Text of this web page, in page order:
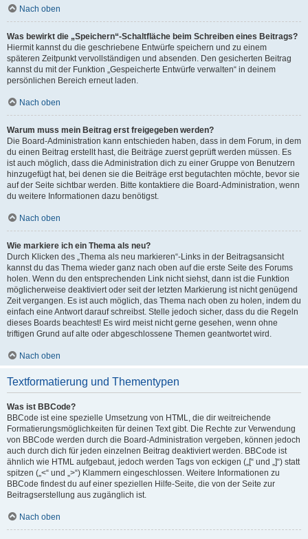
Nach oben
Was bewirkt die „Speichern“-Schaltfläche beim Schreiben eines Beitrags?
Hiermit kannst du die geschriebene Entwürfe speichern und zu einem
späteren Zeitpunkt vervollständigen und absenden. Den gesicherten Beitrag
kannst du mit der Funktion „Gespeicherte Entwürfe verwalten“ in deinem
persönlichen Bereich erneut laden.
Nach oben
Warum muss mein Beitrag erst freigegeben werden?
Die Board-Administration kann entschieden haben, dass in dem Forum, in dem
du einen Beitrag erstellt hast, die Beiträge zuerst geprüft werden müssen. Es
ist auch möglich, dass die Administration dich zu einer Gruppe von Benutzern
hinzugefügt hat, bei denen sie die Beiträge erst begutachten möchte, bevor sie
auf der Seite sichtbar werden. Bitte kontaktiere die Board-Administration, wenn
du weitere Informationen dazu benötigst.
Nach oben
Wie markiere ich ein Thema als neu?
Durch Klicken des „Thema als neu markieren“-Links in der Beitragsansicht
kannst du das Thema wieder ganz nach oben auf die erste Seite des Forums
holen. Wenn du den entsprechenden Link nicht siehst, dann ist die Funktion
möglicherweise deaktiviert oder seit der letzten Markierung ist nicht genügend
Zeit vergangen. Es ist auch möglich, das Thema nach oben zu holen, indem du
einfach eine Antwort darauf schreibst. Stelle jedoch sicher, dass du die Regeln
dieses Boards beachtest! Es wird meist nicht gerne gesehen, wenn ohne
triftigen Grund auf alte oder abgeschlossene Themen geantwortet wird.
Nach oben
Textformatierung und Thementypen
Was ist BBCode?
BBCode ist eine spezielle Umsetzung von HTML, die dir weitreichende
Formatierungsmöglichkeiten für deinen Text gibt. Die Rechte zur Verwendung
von BBCode werden durch die Board-Administration vergeben, können jedoch
auch durch dich für jeden einzelnen Beitrag deaktiviert werden. BBCode ist
ähnlich wie HTML aufgebaut, jedoch werden Tags von eckigen („[“ und „]“) statt
spitzen („<“ und „>“) Klammern eingeschlossen. Weitere Informationen zu
BBCode findest du auf einer speziellen Hilfe-Seite, die von der Seite zur
Beitragserstellung aus zugänglich ist.
Nach oben